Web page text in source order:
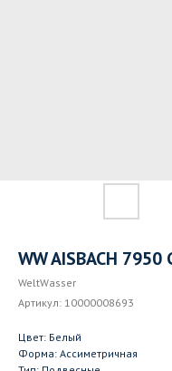
WW AISBACH 7950
WeltWasser
Артикул: 10000008693
Цвет: Белый
Форма: Ассиметричная